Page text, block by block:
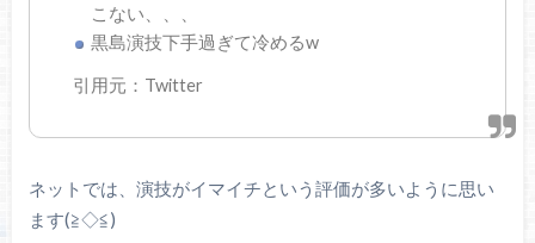
こない、、、
黒島演技下手過ぎて冷めるw
引用元：Twitter
ネットでは、演技がイマイチという評価が多いように思い
ます(≧◇≦)